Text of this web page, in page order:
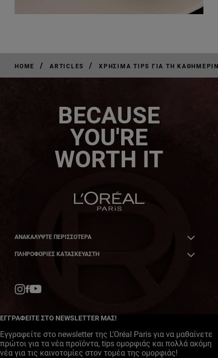
HOME / ARTICLES / ΧΡΉΣΙΜΑ TIPS ΓΙΑ ΤΗ
BECAUSE
YOU'RE
WORTH IT
ΑΝΑΚΑΛΎΨΤΕ ΠΕΡΙΣΣΌΤΕΡΑ
ΠΛΗΡΟΦΟΡΙΕΣ ΚΑΤΑΣΚΕΥΑΣΤΗ
ΕΓΓΡΑΦΕΙΤΕ ΣΤΟ NEWSLETTER ΜΑΣ!
Εγγραφείτε στο newsletter της L'Oréal Paris για να μαθαίνετε
πρώτοι για τα νέα προϊόντα, tips ομορφιάς και πολλά ακόμη
νέα για τις καινοτομίες στον τομέα της ομορφιάς!